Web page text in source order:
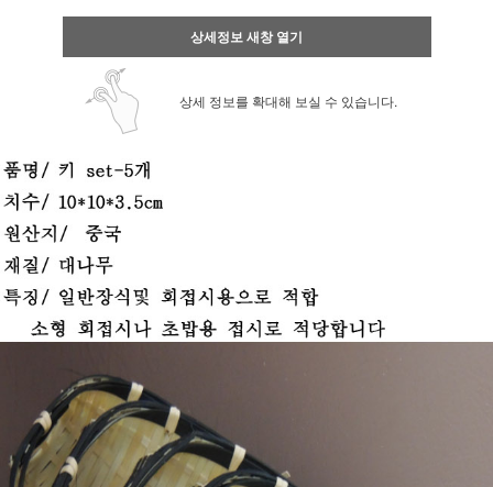
상세정보 새창 열기
상세 정보를 확대해 보실 수 있습니다.